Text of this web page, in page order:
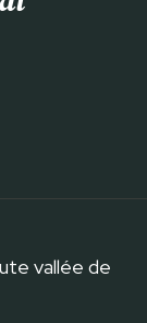
vallée de